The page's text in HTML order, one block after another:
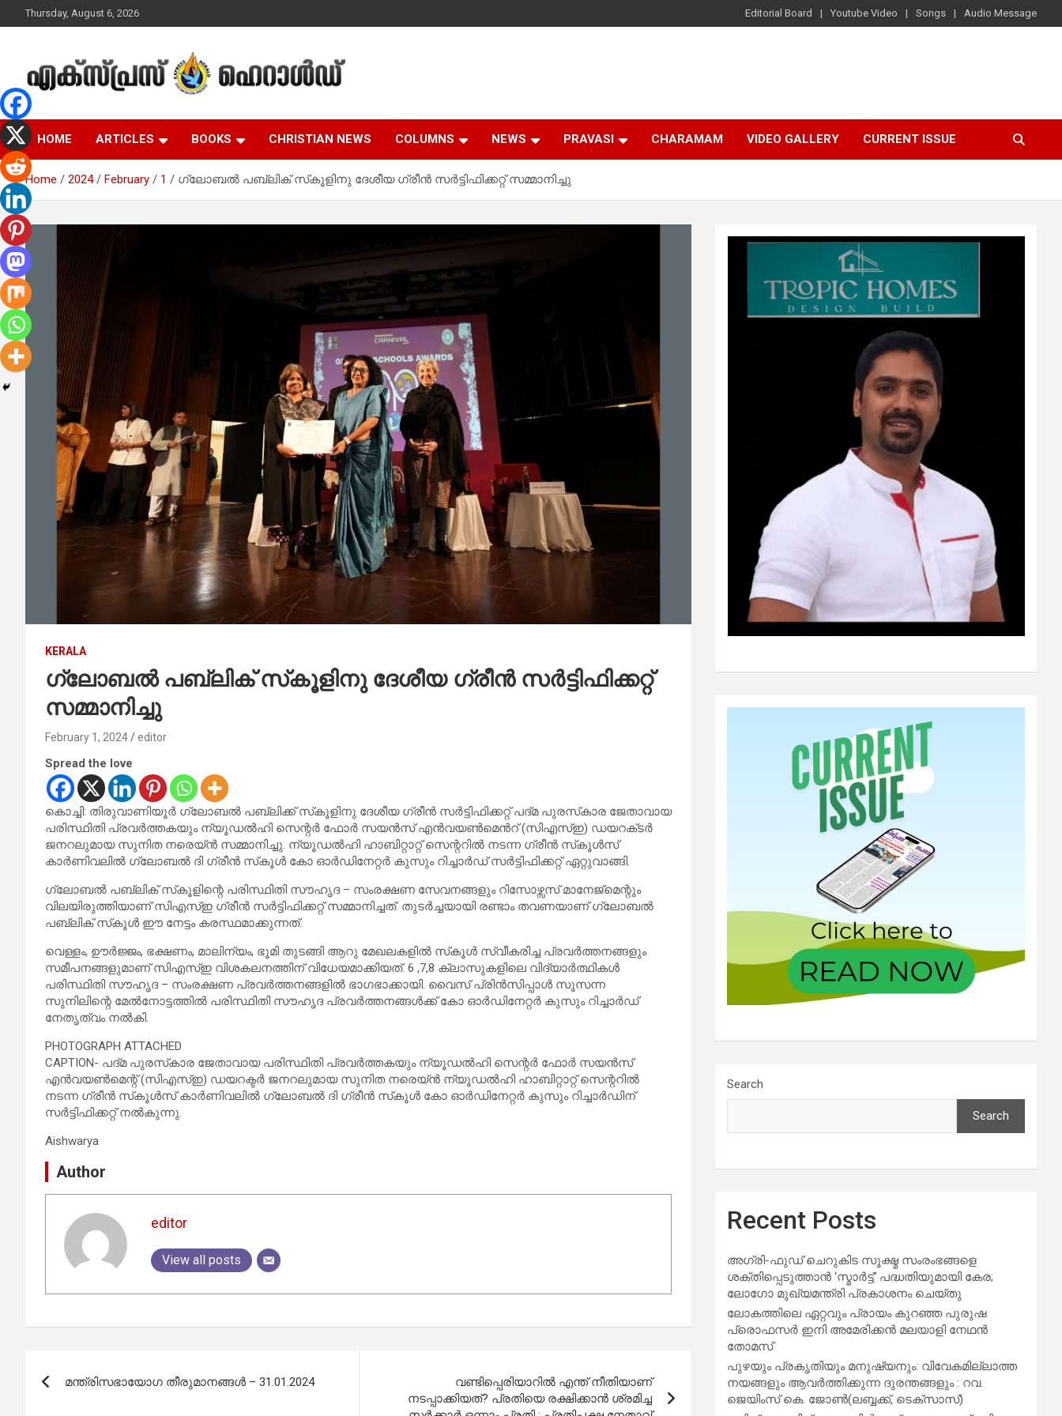
to
Thursday, August 6, 2026 Editorial Board Youtube Video Songs Audio Message
Express Herald –
Malayalam Christian
News
Malayalam Christian News
HOME ARTICLES BOOKS CHRISTIAN NEWS COLUMNS NEWS PRAVASI CHARAMAM VIDEO GALLERY CURRENT ISSUE
Home 2024 February 1 ഗ്ലോബൽ പബ്ലിക് സ്‌കൂളിനു ദേശീയ ഗ്രീൻ സർട്ടിഫിക്കറ്റ് സമ്മാനിച്ചു
KERALA
ഗ്ലോബൽ പബ്ലിക് സ്‌കൂളിനു ദേശീയ ഗ്രീൻ സർട്ടിഫിക്കറ്റ്
സമ്മാനിച്ചു
February 1, 2024 editor
Spread the love
കൊച്ചി: തിരുവാണിയൂർ ഗ്ലോബൽ പബ്ലിക്ക് സ്‌കൂളിനു ദേശീയ ഗ്രീൻ സർട്ടിഫിക്കറ്റ് പദ്‌മ പുരസ്‌കാര ജേതാവായ
പരിസ്ഥിതി പ്രവർത്തകയും ന്യൂഡൽഹി സെന്റർ ഫോർ സയൻസ് എൻവയൺമെൻറ് (സിഎസ്ഇ) ഡയറക്‌ടർ
ജനറലുമായ സുനിത നരെയ്ൻ സമ്മാനിച്ചു. ന്യൂഡൽഹി ഹാബിറ്റാറ്റ് സെന്ററിൽ നടന്ന ഗ്രീൻ സ്‌കൂൾസ്
കാർണിവലിൽ ഗ്ലോബൽ ദി ഗ്രീൻ സ്‌കൂൾ കോ ഓർഡിനേറ്റർ കുസും റിച്ചാർഡ് സർട്ടിഫിക്കറ്റ് ഏറ്റുവാങ്ങി.
ഗ്ലോബൽ പബ്ലിക് സ്‌കൂളിന്റെ പരിസ്ഥിതി സൗഹൃദ – സംരക്ഷണ സേവനങ്ങളും റിസോഴ്സസ് മാനേജ്‌മെന്റും
വിലയിരുത്തിയാണ് സിഎസ്ഇ ഗ്രീൻ സർട്ടിഫിക്കറ്റ് സമ്മാനിച്ചത്. തുടർച്ചയായി രണ്ടാം തവണയാണ് ഗ്ലോബൽ
പബ്ലിക് സ്‌കൂൾ ഈ നേട്ടം കരസ്ഥമാക്കുന്നത്.
വെള്ളം, ഊർജ്ജം, ഭക്ഷണം, മാലിന്യം, ഭൂമി തുടങ്ങി ആറു മേഖലകളിൽ സ്‌കൂൾ സ്വീകരിച്ച പ്രവർത്തനങ്ങളും
സമീപനങ്ങളുമാണ് സിഎസ്ഇ വിശകലനത്തിന് വിധേയമാക്കിയത്. 6 ,7,8 ക്ലാസുകളിലെ വിദ്യാർത്ഥികൾ
പരിസ്ഥിതി സൗഹൃദ – സംരക്ഷണ പ്രവർത്തനങ്ങളിൽ ഭാഗഭാക്കായി. വൈസ് പ്രിൻസിപ്പാൾ സൂസന്ന
സുനിലിന്റെ മേൽനോട്ടത്തിൽ പരിസ്ഥിതി സൗഹൃദ പ്രവർത്തനങ്ങൾക്ക് കോ ഓർഡിനേറ്റർ കുസും റിച്ചാർഡ്
നേതൃത്വം നൽകി.
PHOTOGRAPH ATTACHED
CAPTION- പദ്മ പുരസ്‌കാര ജേതാവായ പരിസ്ഥിതി പ്രവര്‍ത്തകയും ന്യൂഡല്‍ഹി സെന്റര്‍ ഫോര്‍ സയന്‍സ്
എന്‍വയണ്‍മെന്റ് (സിഎസ്ഇ) ഡയറക്ടര്‍ ജനറലുമായ സുനിത നരെയ്ന്‍ ന്യൂഡല്‍ഹി ഹാബിറ്റാറ്റ് സെന്ററില്‍
നടന്ന ഗ്രീന്‍ സ്‌കൂള്‍സ് കാര്‍ണിവലില്‍ ഗ്ലോബല്‍ ദി ഗ്രീന്‍ സ്‌കൂള്‍ കോ ഓര്‍ഡിനേറ്റര്‍ കുസും റിച്ചാര്‍ഡിന്
സര്‍ട്ടിഫിക്കറ്റ് നല്‍കുന്നു.
Aishwarya
Author
editor
View all posts
navigation
മന്ത്രിസഭായോഗ തീരുമാനങ്ങള്‍ – 31.01.2024
വണ്ടിപ്പെരിയാറില്‍ എന്ത് നീതിയാണ്
നടപ്പാക്കിയത്? പ്രതിയെ രക്ഷിക്കാന്‍ ശ്രമിച്ച
Search
Search
Recent Posts
അഗ്രി-ഫുഡ് ചെറുകിട സൂക്ഷ്മ സംരംഭങ്ങളെ
ശക്തിപ്പെടുത്താന്‍ ‘സ്മാര്‍ട്ട്’ പദ്ധതിയുമായി കേര;
ലോഗോ മുഖ്യമന്ത്രി പ്രകാശനം ചെയ്തു
ലോകത്തിലെ ഏറ്റവും പ്രായം കുറഞ്ഞ പുരുഷ
പ്രൊഫസർ ഇനി അമേരിക്കൻ മലയാളി നേഥൻ
തോമസ്
പുഴയും പ്രകൃതിയും മനുഷ്യനും: വിവേകമില്ലാത്ത
നയങ്ങളും ആവർത്തിക്കുന്ന ദുരന്തങ്ങളും : റവ.
ജെയിംസ് കെ. ജോൺ(ലബ്ബക്ക്, ടെക്സാസ്)